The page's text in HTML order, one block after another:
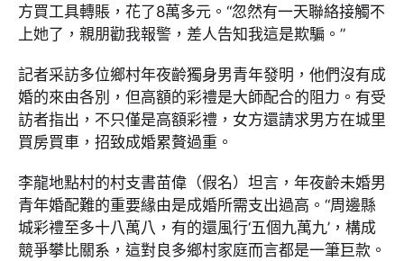
方買工具轉賬，花了8萬多元。“忽然有一天聯絡接觸不
上她了，親朋勸我報警，差人告知我這是欺騙。”
記者采訪多位鄉村年夜齡獨身男青年發明，他們沒有成
婚的來由各別，但高額的彩禮是大師配合的阻力。有受
訪者指出，不只僅是高額彩禮，女方還請求男方在城里
買房買車，招致成婚累贅過重。
李龍地點村的村支書苗偉（假名）坦言，年夜齡未婚男
青年婚配難的重要緣由是成婚所需支出過高。“周邊縣
城彩禮至多十八萬八，有的還風行‘五個九萬九’，構成
競爭攀比關系，這對良多鄉村家庭而言都是一筆巨款。